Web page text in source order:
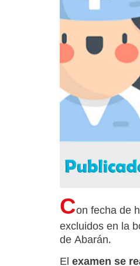
Con fecha de
excluidos en la
de Abarán.